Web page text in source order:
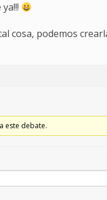
cosa, podemos
este debate.